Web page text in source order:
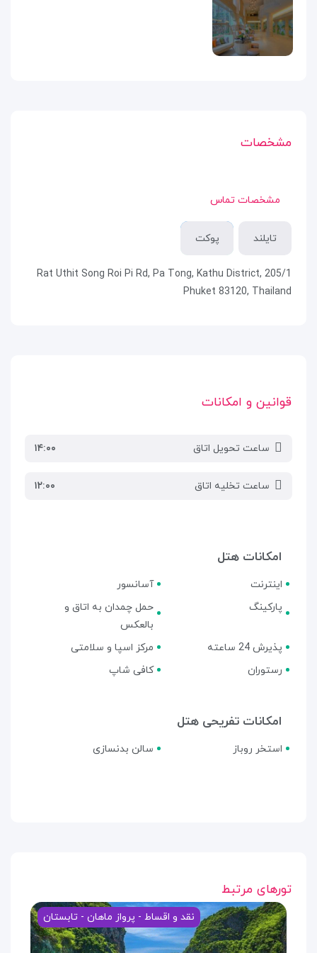
مشخصات
مشخصات تماس
تایلند پوکت
205/1 Rat Uthit Song Roi Pi Rd, Pa Tong, Kathu District,
Phuket 83120, Thailand
قوانین و امکانات
ساعت تحویل اتاق ۱۴:۰۰
ساعت تخلیه اتاق ۱۲:۰۰
امکانات هتل
اینترنت
آسانسور
پارکینگ
حمل چمدان به اتاق و
بالعکس
پذیرش 24 ساعته
مرکز اسپا و سلامتی
رستوران
کافی شاپ
امکانات تفریحی هتل
استخر روباز سالن بدنسازی
تورهای مرتبط
نقد و اقساط - پرواز ماهان - تابستان